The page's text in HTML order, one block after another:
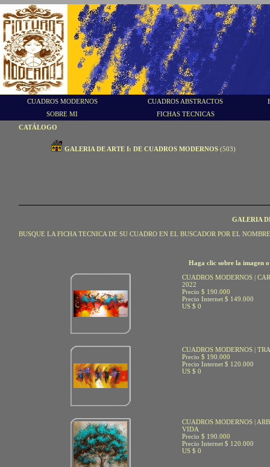
CUADROS MODERNOS CUADROS ABSTRACTOS
SOBRE MI
FICHAS TECNICAS
CATÁLOGO
GALERIA DE ARTE I: DE CUADROS MODERNOS(503)
GALERIA
BUSQUE LA FICHA TECNICA DE SU CUADRO EN EL BUSCADOR POR EL
Haga clic sobre la imagen
CUADROS MODERNOS |
2022
Precio $ 190.000
Precio Internet $ 149.000
US $ 0
CUADROS MODERNOS |
Precio $ 190.000
Precio Internet $ 120.000
US $ 0
CUADROS MODERNOS |
VIDA
Precio $ 190.000
Precio Internet $ 120.000
US $ 0